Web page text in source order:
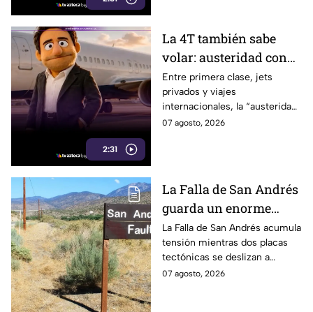
2:31
La 4T también sabe
volar: austeridad con
sabor a primera clase
Entre primera clase, jets
privados y viajes
internacionales, la “austeridad”
de la 4T parece tener una
07 agosto, 2026
La Falla de San Andrés
guarda un enorme
peligro: estos datos
explican el temor
científico
La Falla de San Andrés acumula
tensión mientras dos placas
tectónicas se deslizan a
centímetros por año. Estos
07 agosto, 2026